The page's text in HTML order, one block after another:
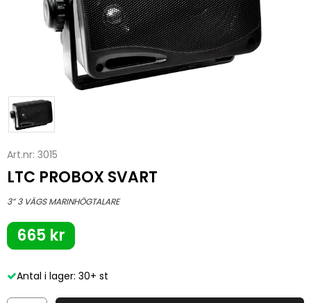
Art.nr: 3015
LTC PROBOX SVART
3” 3 VÄGS MARINHÖGTALARE
665 kr
Antal i lager: 30+ st